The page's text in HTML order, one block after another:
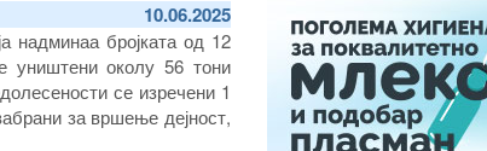
10.06.2025
надминаа бројката од 12
уништени околу 56 тони
се изречени 1
за вршење дејност,